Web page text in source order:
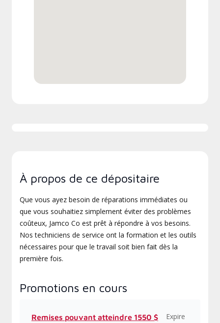
À propos de ce dépositaire
Que vous ayez besoin de réparations immédiates ou
que vous souhaitiez simplement éviter des problèmes
coûteux, Jamco Co est prêt à répondre à vos besoins.
Nos techniciens de service ont la formation et les outils
nécessaires pour que le travail soit bien fait dès la
première fois.
Promotions en cours
Remises pouvant atteindre 1550 $
Expire